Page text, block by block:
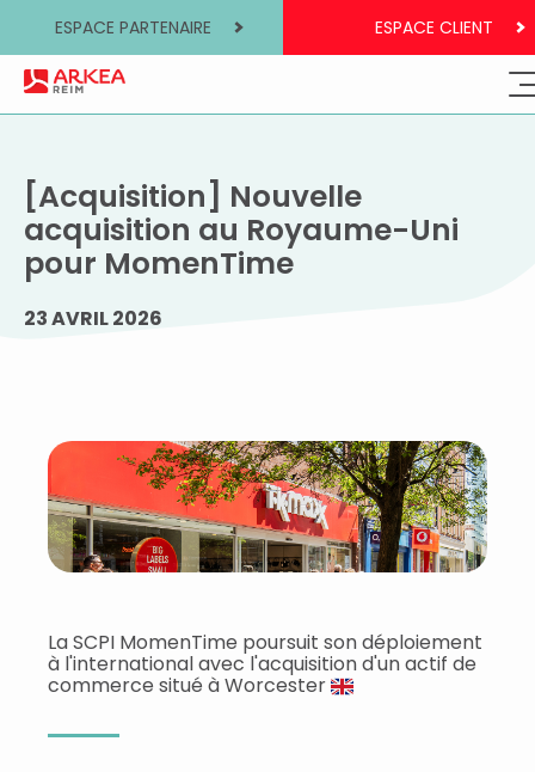
ESPACE PARTENAIRE ESPACE CLIENT
[Acquisition] Nouvelle
acquisition au Royaume-Uni
pour MomenTime
23 AVRIL 2026
La SCPI MomenTime poursuit son déploiement
à l'international avec l'acquisition d'un actif de
commerce situé à Worcester